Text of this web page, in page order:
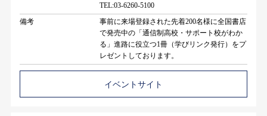
TEL:03-6260-5100
備考
事前に来場登録された先着200名様に全国書店
で発売中の「通信制高校・サポート校がわか
る」進路に役立つ1冊（学びリンク発行）をプ
レゼントしております。
イベントサイト